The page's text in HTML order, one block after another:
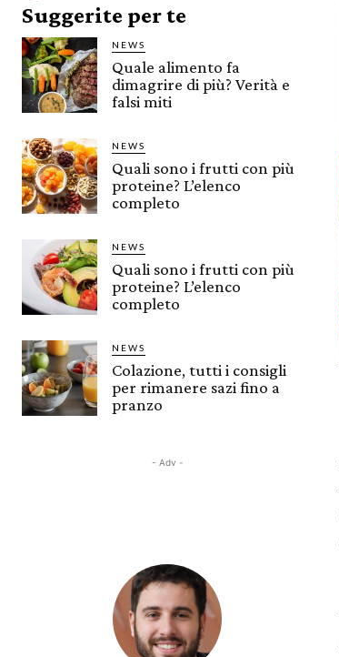
Suggerite per te
NEWS
Quale alimento fa
dimagrire di più? Verità e
falsi miti
NEWS
Quali sono i frutti con più
proteine? L’elenco
completo
NEWS
Quali sono i frutti con più
proteine? L’elenco
completo
NEWS
Colazione, tutti i consigli
per rimanere sazi fino a
pranzo
- Adv -